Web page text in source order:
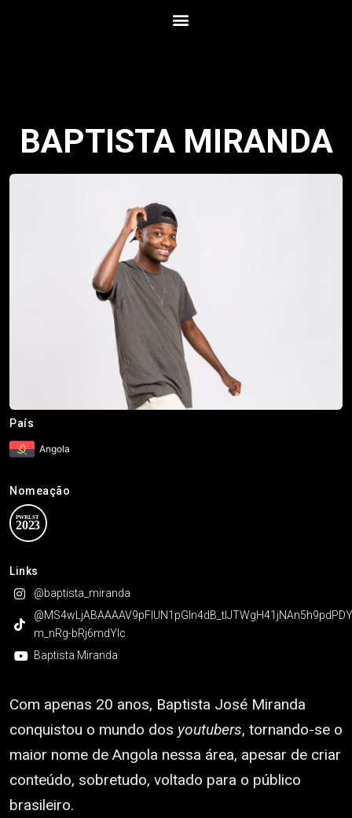
BAPTISTA MIRANDA
País
Angola
Nomeação
Links
@baptista_miranda
m_nRg-bRj6mdYIc
Baptista Miranda
Com apenas 20 anos, Baptista José Miranda
conquistou o mundo dos youtubers, tornando-se o
maior nome de Angola nessa área, apesar de criar
conteúdo, sobretudo, voltado para o público
brasileiro.